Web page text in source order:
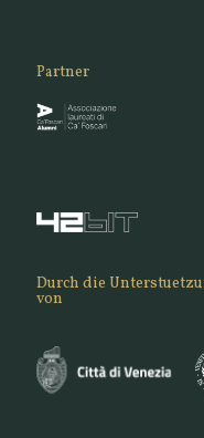
Partner
Durch die
von